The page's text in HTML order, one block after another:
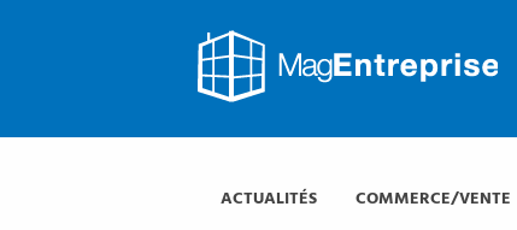
Mag
Entreprise
ACTUALITÉS COMMERCE/VENTE